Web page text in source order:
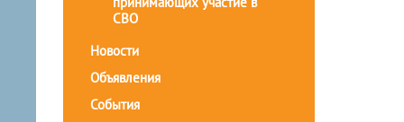
СВО
Новости
Объявления
События